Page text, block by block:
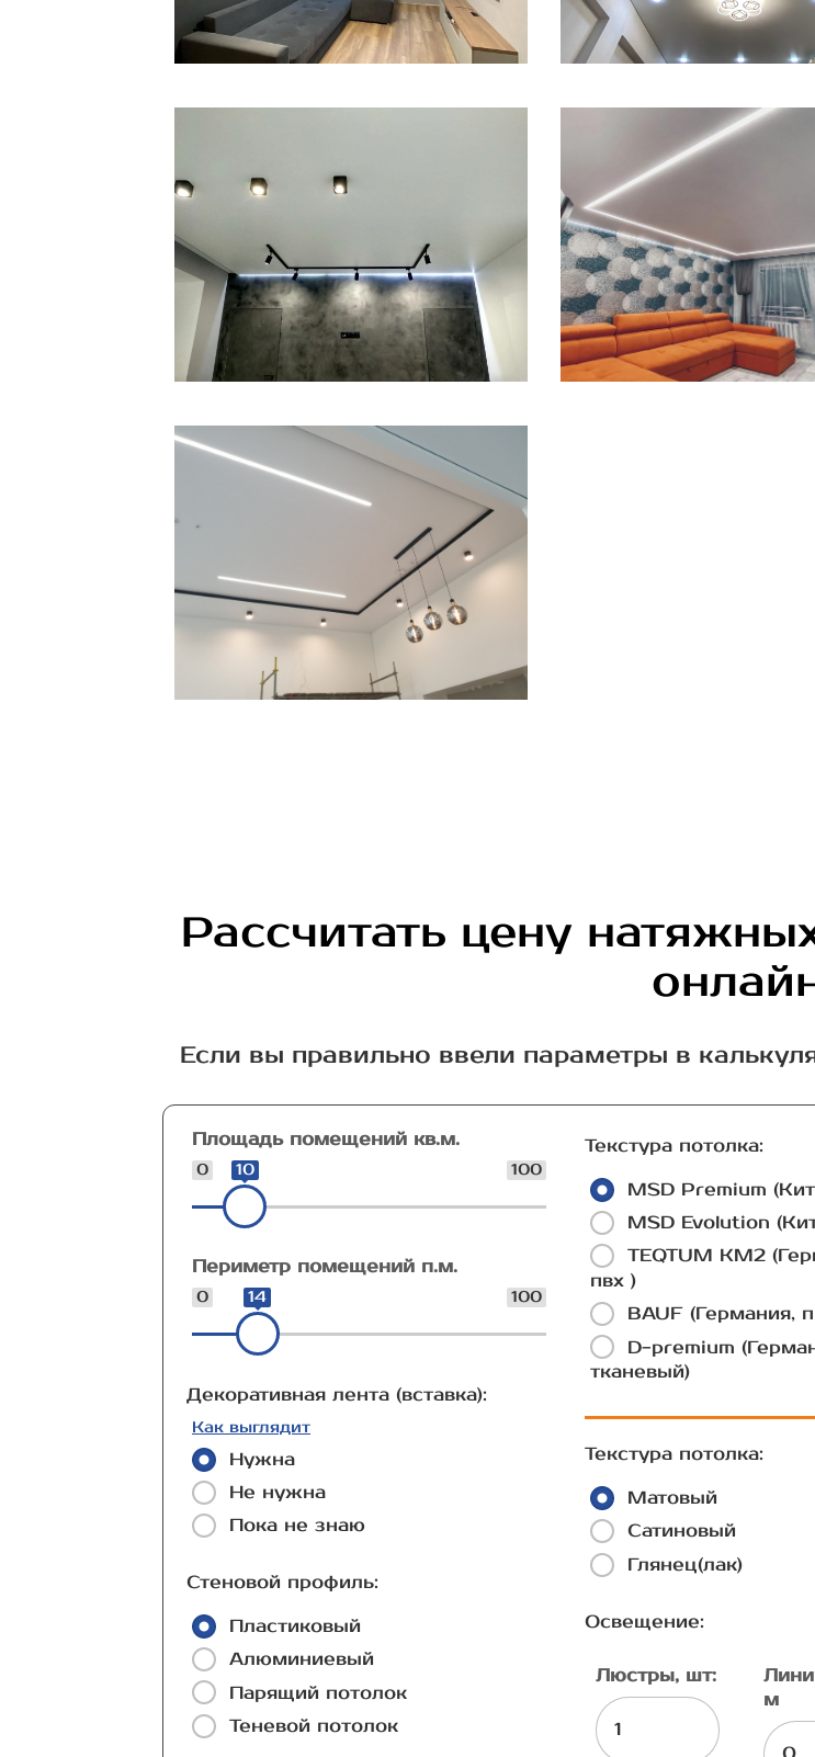
Рассчитать цену
Если вы правильно ввели параметры в
Площадь помещений кв.м.
0 100
10
Периметр помещений п.м.
0 100
14
Декоративная лента (вставка):
Как выглядит
Нужна
Не нужна
Пока не знаю
Стеновой профиль:
Пластиковый
Алюминиевый
Парящий потолок
Теневой потолок
Текстура потолка:
MSD Premium
MSD Evolution
TEQTUM КМ2
пвх )
BAUF (Германия,
D-premium
тканевый)
Текстура потолка:
Матовый
Сатиновый
Глянец(лак)
Освещение:
Люстры, шт:
м